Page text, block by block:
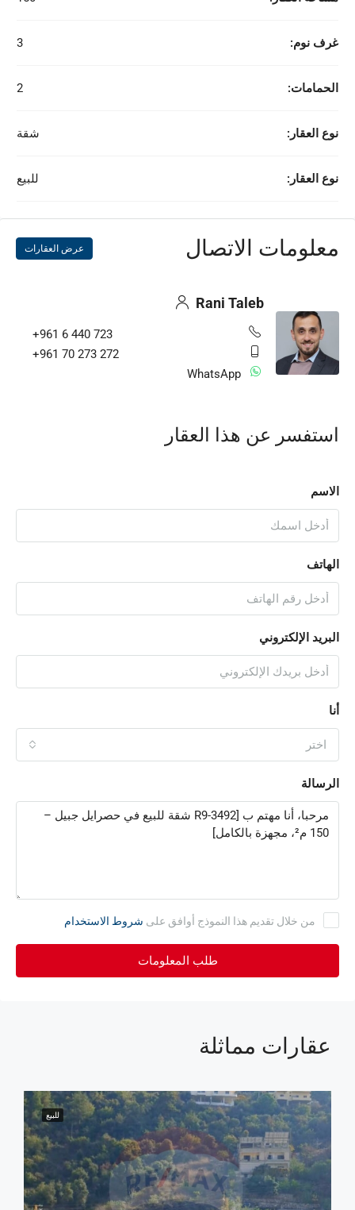
غرف نوم: 3
الحمامات: 2
نوع العقار: شقة
نوع العقار: للبيع
معلومات الاتصال عرض العقارات
Rani Taleb
+961 6 440 723
+961 70 273 272
WhatsApp
استفسر عن هذا العقار
الاسم
الهاتف
البريد الإلكتروني
أنا
اختر
الرسالة
من خلال تقديم هذا النموذج أوافق على شروط الاستخدام
طلب المعلومات
عقارات مماثلة
للبيع